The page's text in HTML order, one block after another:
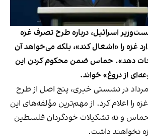
اسرائیل، درباره طرح تصرف غزه
غزه را «اشغال کند»، بلکه می‌خواهد آن
دهد». حماس ضمن محکوم کردن این
از دروغ» خواند.
نتانیاهو یک‌شنبه ۱۹ مرداد در نشستی خبری، پنج اصل از طرح
را اعلام کرد. از مهم‌ترین مؤلفه‌های این
و نه تشکیلات خودگردان فلسطین
نخواهند داشت.